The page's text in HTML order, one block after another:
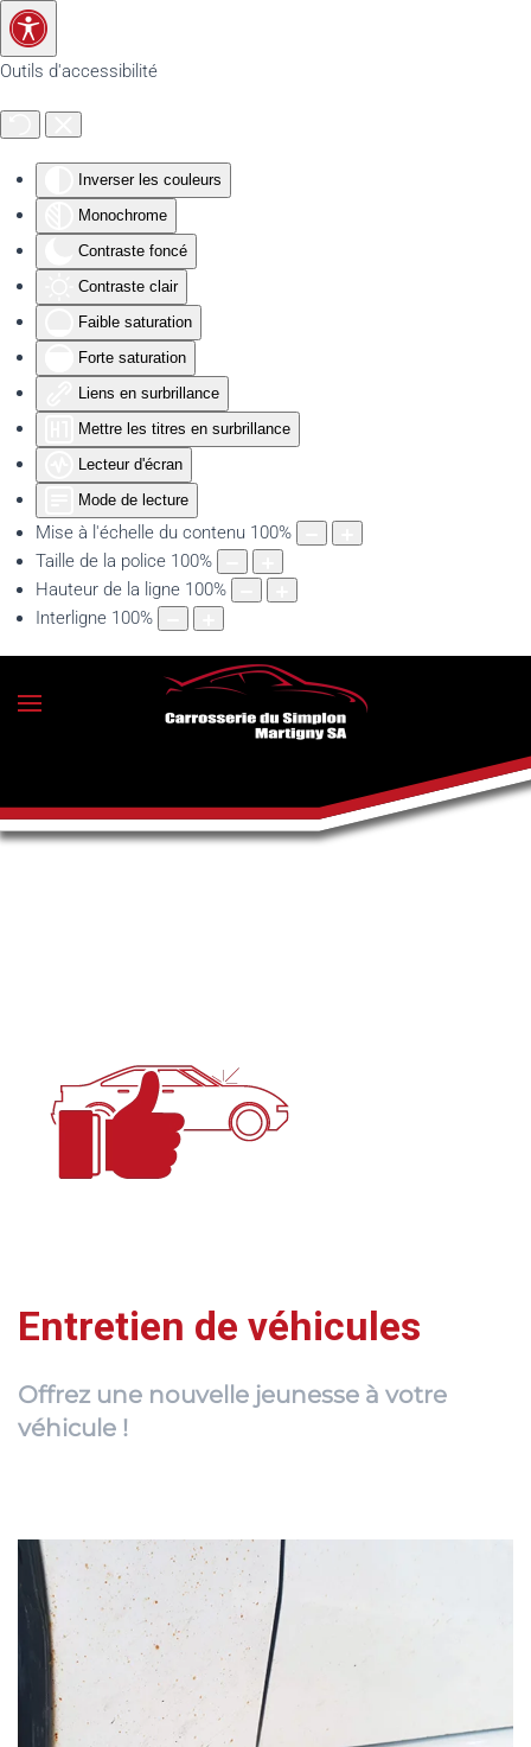
Outils d'accessibilité
Inverser les couleurs
Monochrome
Contraste foncé
Contraste clair
Faible saturation
Forte saturation
Liens en surbrillance
Mettre les titres en surbrillance
Lecteur d'écran
Mode de lecture
Mise à l'échelle du contenu 100%
Taille de la police 100%
Hauteur de la ligne 100%
Interligne 100%
Accéder au contenu principal
Entretien de véhicules
Offrez une nouvelle jeunesse à votre
véhicule !